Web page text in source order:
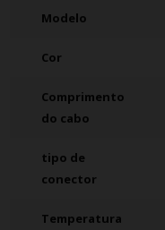
Modelo
Cor
Comprimento
do cabo
tipo de
conector
Temperatura